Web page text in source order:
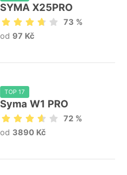
SYMA X25PRO
73 %
od 97 Kč
TOP 17
Syma W1 PRO
72 %
od 3890 Kč